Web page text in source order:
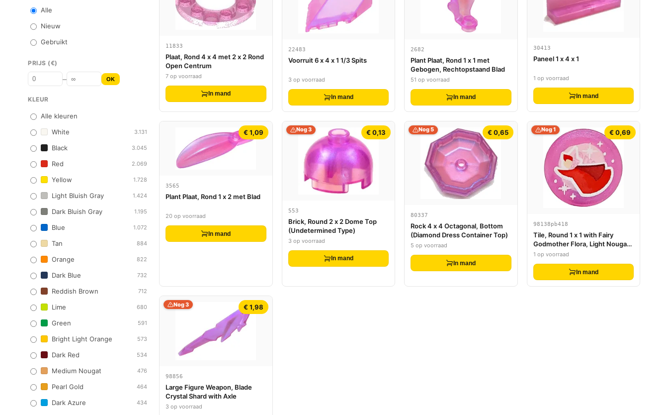
Alle
Nieuw
Gebruikt
PRIJS (€)
– OK
KLEUR
Alle kleuren
White
3.131
Black 3.045
Red 2.069
Yellow 1.728
Light Bluish Gray 1.424
Dark Bluish Gray 1.195
Blue 1.072
Tan 884
Orange 822
Dark Blue 732
Reddish Brown 712
Lime 680
Green 591
Bright Light Orange 573
Dark Red 534
Medium Nougat 476
Pearl Gold 464
Dark Azure 434
11833
Plaat, Rond 4 x 4 met 2 x 2 Rond
Open Centrum
7 op voorraad
In mand
22483
Voorruit 6 x 4 x 1 1/3 Spits
3 op voorraad
In mand
2682
Plant Plaat, Rond 1 x 1 met
Gebogen, Rechtopstaand Blad
51 op voorraad
In mand
30413
Paneel 1 x 4 x 1
1 op voorraad
In mand
€ 1,09
3565
Plant Plaat, Rond 1 x 2 met Blad
20 op voorraad
In mand
€ 0,13
Nog 3
553
Brick, Round 2 x 2 Dome Top
(Undetermined Type)
3 op voorraad
In mand
€ 0,65
Nog 5
80337
Rock 4 x 4 Octagonal, Bottom
(Diamond Dress Container Top)
5 op voorraad
In mand
€ 0,69
Nog 1
98138pb418
Tile, Round 1 x 1 with Fairy
Godmother Flora, Light Nougat
Face, Red Cloak, White Dots and
Sparkles Pattern
1 op voorraad
In mand
€ 1,98
Nog 3
98856
Large Figure Weapon, Blade
Crystal Shard with Axle
3 op voorraad